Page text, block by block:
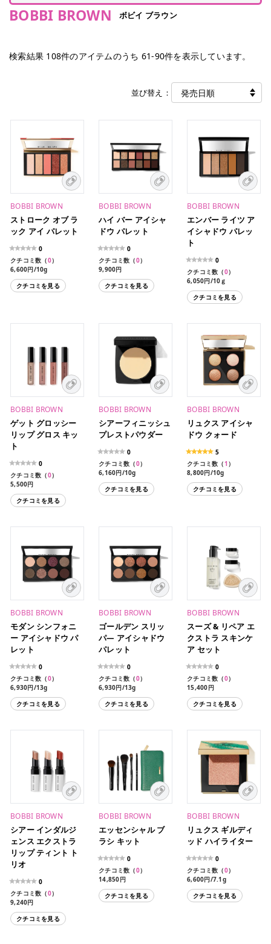
BOBBI BROWN ボビイ ブラウン
検索結果 108件のアイテムのうち 61-90件を表示しています。
並び替え：
BOBBI BROWN
ストローク オブ ラ
ック アイ パレット
0
クチコミ数（0）
6,600円/10g
クチコミを見る
BOBBI BROWN
ハイ バー アイシャ
ドウ パレット
0
クチコミ数（0）
9,900円
クチコミを見る
BOBBI BROWN
エンバー ライツ ア
イシャドウ パレッ
ト
0
クチコミ数（0）
6,050円/10ｇ
クチコミを見る
BOBBI BROWN
ゲット グロッシー
リップ グロス キッ
ト
0
クチコミ数（0）
5,500円
クチコミを見る
BOBBI BROWN
シアーフィニッシュ
プレストパウダー
0
クチコミ数（0）
6,160円/10g
6,160円/10g（限定パッ
ケージ）
クチコミを見る
BOBBI BROWN
リュクス アイシャ
ドウ クォード
5
クチコミ数（1 ）
8,800円/10g
クチコミを見る
BOBBI BROWN
モダン シンフォニ
ー アイシャドウ パ
レット
0
クチコミ数（0）
6,930円/13g
クチコミを見る
BOBBI BROWN
ゴールデン スリッ
パ― アイシャドウ
パレット
0
クチコミ数（0）
6,930円/13g
クチコミを見る
BOBBI BROWN
スーズ & リペア エ
クストラ スキンケ
ア セット
0
クチコミ数（0）
15,400円
クチコミを見る
BOBBI BROWN
シアー インダルジ
ェンス エクストラ
リップ ティント ト
リオ
0
クチコミ数（0）
9,240円
クチコミを見る
BOBBI BROWN
エッセンシャル ブ
ラシ キット
0
クチコミ数（0）
14,850円
クチコミを見る
BOBBI BROWN
リュクス ギルディ
ッド ハイライター
0
クチコミ数（0）
6,600円/7.1g
クチコミを見る